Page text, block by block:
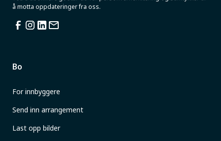
å motta oppdateringer fra oss.
Bo
For innbyggere
Send inn arrangement
Last opp bilder